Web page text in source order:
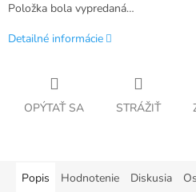
Položka bola vypredaná…
Detailné informácie
OPÝTAŤ SA STRÁŽIŤ
Popis Hodnotenie Diskusia